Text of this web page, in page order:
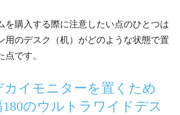
を購入する際に注意したい点のひとつは
用のデスク（机）がどのような状態で置
です。
カイモニターを置くため
のウルトラワイドデス